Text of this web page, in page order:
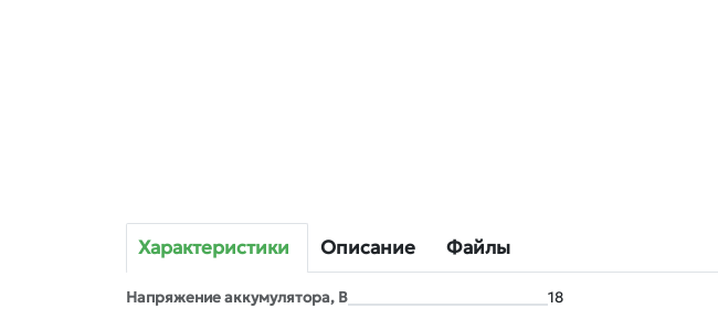
Характеристики Описание Файлы
Напряжение аккумулятора, В
18